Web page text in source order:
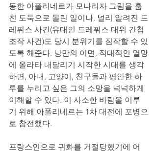
동한 아폴리네르가 모나리자 그림을 훔
친 도둑으로 몰린 일이나, 널리 알려진 드
레퓌스 사건(유대인 드레퓌스 대위 간첩
조작 사건)도 당시 분위기를 짐작할 수 있
도록 해준다. 낭만의 이면, 적대적인 열망
에 올라타 내달리기 시작한 시대를 생각
하면, 아내, 고양이, 친구들과 평안한 하
루를 누리고 싶은 그의 소망을 넉넉하게
이해할 수 있다. 이 사소한 바람을 이루
기 위해 아폴리네르는 1차 대전에 포병으
로 참전했다.
프랑스인으로 귀화를 거절당했기에 어